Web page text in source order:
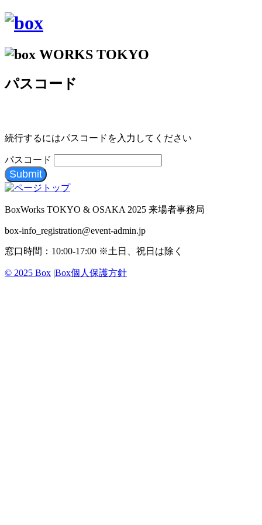
パスコード
続行するにはパスコードを入力してください
パスコード
Submit
BoxWorks TOKYO & OSAKA 2025 来場者事務局
box-info_registration@event-admin.jp
窓口時間：10:00-17:00 ※土日、祝日は除く
© 2025 Box |Box個人保護方針